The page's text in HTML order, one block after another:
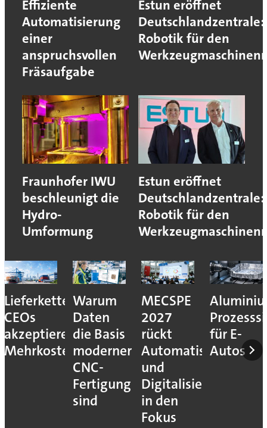
Effiziente
Automatisierung
einer
anspruchsvollen
Fräsaufgabe
Estun eröffnet
Deutschlandzentrale:
Robotik für den
Fraunhofer IWU
beschleunigt die
Hydro-
Umformung
Estun eröffnet
Deutschlandzentrale:
Robotik für den
Lieferkettenresilienz:
CEOs
akzeptieren
Mehrkosten
Warum
Daten
die Basis
moderner
CNC-
Fertigung
sind
MECSPE
2027
rückt
Automatisierung
und
Digitalisierung
in den
Fokus
für E-
Autos